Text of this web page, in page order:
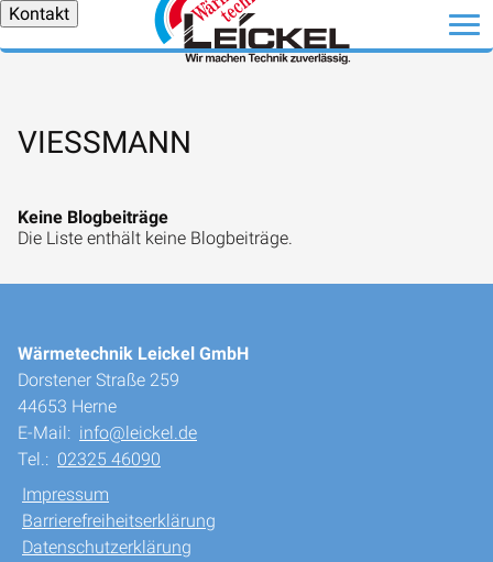
Kontakt
VIESSMANN
Keine Blogbeiträge
Die Liste enthält keine Blogbeiträge.
Wärmetechnik Leickel GmbH
Dorstener Straße 259
44653 Herne
E-Mail: info@leickel.de
Tel.: 02325 46090
Impressum
Barrierefreiheitserklärung
Datenschutzerklärung